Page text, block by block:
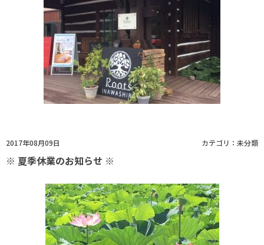
2017年08月09日 カテゴリ： 未分類
※ 夏季休業のお知らせ ※